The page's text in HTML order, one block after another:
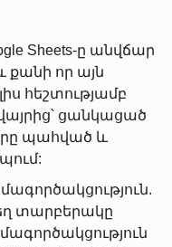
Sheets-ը անվճար
որ այն
հեշտությամբ
ցանկացած
պահված և
տարբերակը